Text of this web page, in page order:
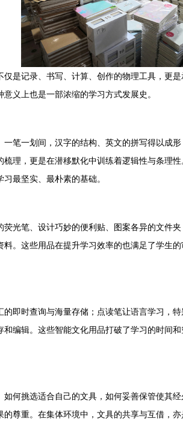
是记录、书写、计算、创作的物理工具，更
义上也是一部浓缩的学习方式发展史。
笔一划间，汉字的结构、英文的拼写得以成
理，更是在潜移默化中训练着逻辑性与条理
最坚实、最朴素的基础。
光笔、设计巧妙的便利贴、图案各异的文件
。这些用品在提升学习效率的也满足了学生
即时查询与海量存储；点读笔让语言学习，
编辑。这些智能文化用品打破了学习的时间
何挑选适合自己的文具，如何妥善保管使其
尊重。在集体环境中，文具的共享与互借，亦